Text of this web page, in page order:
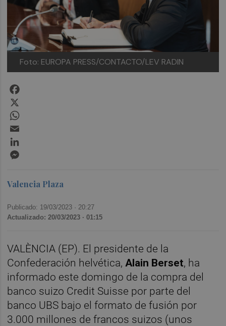
Foto: EUROPA PRESS/CONTACTO/LEV RADIN
Valencia Plaza
Publicado: 19/03/2023 · 20:27
Actualizado: 20/03/2023 · 01:15
VALÈNCIA (EP). El presidente de la
Confederación helvética, Alain Berset, ha
informado este domingo de la compra del
banco suizo Credit Suisse por parte del
banco UBS bajo el formato de fusión por
3.000 millones de francos suizos (unos